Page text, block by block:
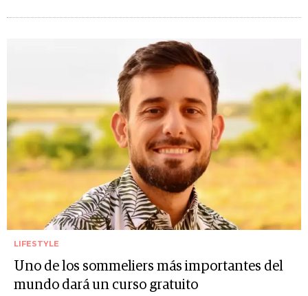
LIFESTYLE
Uno de los sommeliers más importantes del
mundo dará un curso gratuito